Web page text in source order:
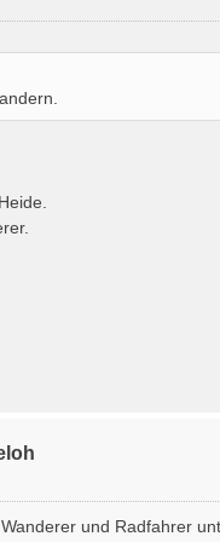
und Radfahrer